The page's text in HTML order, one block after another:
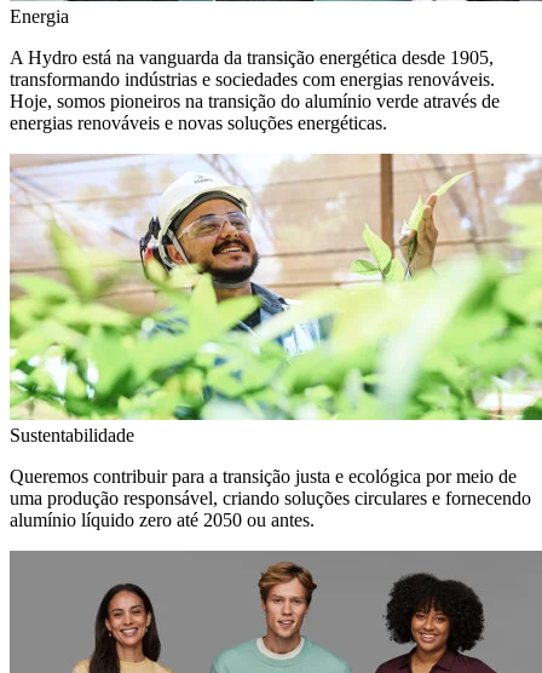
Energia
A Hydro está na vanguarda da transição energética desde 1905,
transformando indústrias e sociedades com energias renováveis.
Hoje, somos pioneiros na transição do alumínio verde através de
energias renováveis e novas soluções energéticas.
Sustentabilidade
Queremos contribuir para a transição justa e ecológica por meio de
uma produção responsável, criando soluções circulares e fornecendo
alumínio líquido zero até 2050 ou antes.